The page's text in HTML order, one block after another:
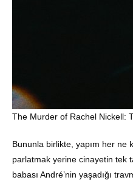
The Murder of Rachel Nickell:
Bununla birlikte, yapım her ne
parlatmak yerine cinayetin tek
babası André’nin yaşadığı